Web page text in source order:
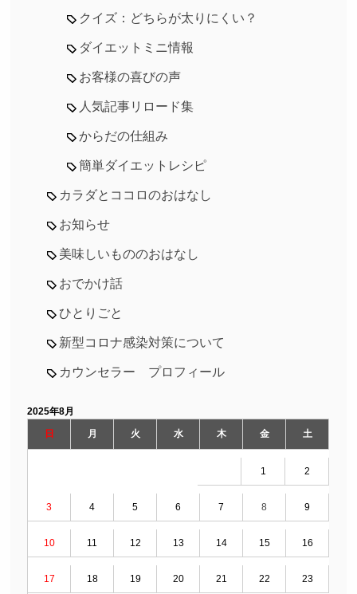
クイズ：どちらが太りにくい？
ダイエットミニ情報
お客様の喜びの声
人気記事リロード集
からだの仕組み
簡単ダイエットレシピ
カラダとココロのおはなし
お知らせ
美味しいもののおはなし
おでかけ話
ひとりごと
新型コロナ感染対策について
カウンセラー プロフィール
2025年8月
日
月 火 水 木 金 土
1 2
3 4 5 6 7 8 9
10 11 12 13 14 15 16
17 18 19 20 21 22 23